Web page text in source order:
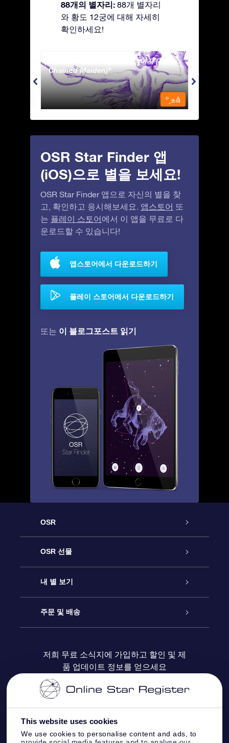
This website uses cookies
We use cookies to personalise content and ads, to
88개의 별자리: 88개 별자리
와 황도 12궁에 대해 자세히
확인하세요!
Andromeda - 사슬에 묶인 여자 (The
Chained Maiden)
º¸±â
OSR Star Finder 앱
(iOS)으로 별을 보세요!
OSR Star Finder 앱으로 자신의 별을 찾
고, 확인하고 응시해보세요. 앱스토어 또
는 플레이 스토어 에서 이 앱을 무료로 다
운로드할 수 있습니다!
앱스토어에서 다운로드하기
플레이 스토어에서 다운로드하기
또는 이 블로그포스트 읽기
OSR
고객 서비스
연락처
블로그
OSR 선물
온라인 별 선물
OSR 선물 팩
OSR 상품권
기업 선물
내 별 보기
Star Register
맞춤 별 페이지
One Million Stars
주문 및 배송
결제 정보
배송 정보
환불 정책
저희 무료 소식지에 가입하고 할인 및 제
품 업데이트 정보를 얻으세요